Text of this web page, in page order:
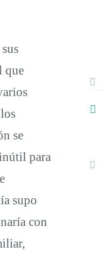
que
se
para
supo
con